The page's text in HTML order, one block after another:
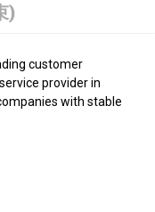
)
customer
provider in
with stable